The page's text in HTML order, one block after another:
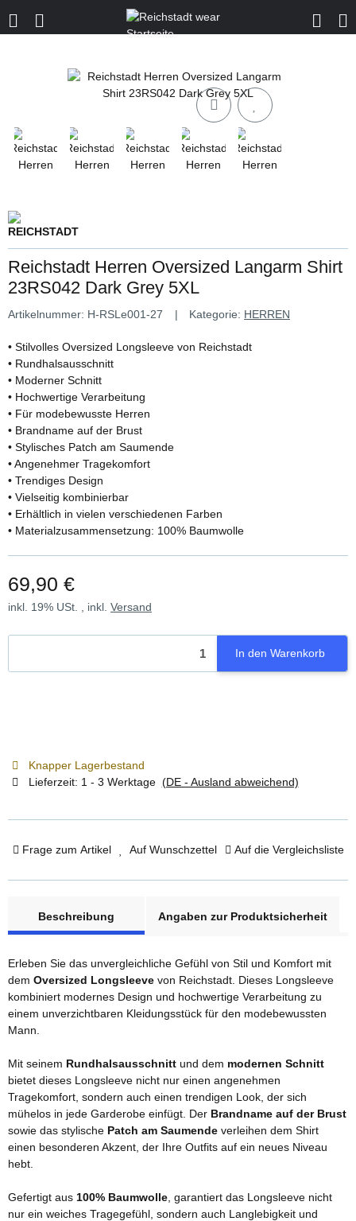
Reichstadt Herren Oversized Langarm Shirt
23RS042 Dark Grey 5XL
Artikelnummer: H-RSLe001-27 Kategorie: HERREN
• Stilvolles Oversized Longsleeve von Reichstadt
• Rundhalsausschnitt
• Moderner Schnitt
• Hochwertige Verarbeitung
• Für modebewusste Herren
• Brandname auf der Brust
• Stylisches Patch am Saumende
• Angenehmer Tragekomfort
• Trendiges Design
• Vielseitig kombinierbar
• Erhältlich in vielen verschiedenen Farben
• Materialzusammensetzung: 100% Baumwolle
69,90 €
inkl. 19% USt. , inkl. Versand
In den Warenkorb
Knapper Lagerbestand
Lieferzeit: 1 - 3 Werktage (DE - Ausland abweichend)
Frage zum Artikel Auf Wunschzettel Auf die Vergleichsliste
Beschreibung
Angaben zur Produktsicherheit
Erleben Sie das unvergleichliche Gefühl von Stil und Komfort mit
dem Oversized Longsleeve von Reichstadt. Dieses Longsleeve
kombiniert modernes Design und hochwertige Verarbeitung zu
einem unverzichtbaren Kleidungsstück für den modebewussten
Mann.
Mit seinem Rundhalsausschnitt und dem modernen Schnitt
bietet dieses Longsleeve nicht nur einen angenehmen
Tragekomfort, sondern auch einen trendigen Look, der sich
mühelos in jede Garderobe einfügt. Der Brandname auf der Brust
sowie das stylische Patch am Saumende verleihen dem Shirt
einen besonderen Akzent, der Ihre Outfits auf ein neues Niveau
hebt.
Gefertigt aus 100% Baumwolle , garantiert das Longsleeve nicht
nur ein weiches Tragegefühl, sondern auch Langlebigkeit und